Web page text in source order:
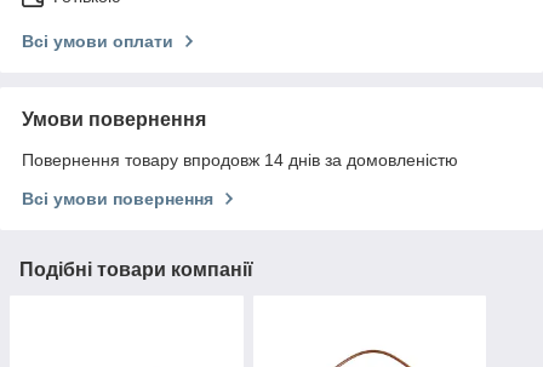
Всі умови оплати
Умови повернення
Повернення товару впродовж 14 днів за домовленістю
Всі умови повернення
Подібні товари компанії